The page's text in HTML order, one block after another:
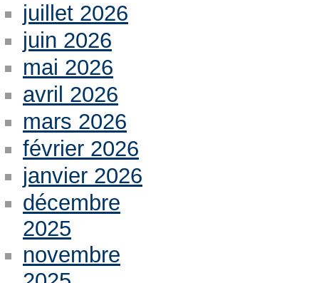
juillet 2026
juin 2026
mai 2026
avril 2026
mars 2026
février 2026
janvier 2026
décembre
2025
novembre